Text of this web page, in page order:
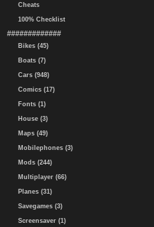
Cheats
100% Checklist
#############
Bikes (45)
Boats (7)
Cars (948)
Comics (17)
Fonts (1)
House (3)
Maps (49)
Mobilephones (3)
Mods (244)
Multiplayer (66)
Planes (31)
Savegames (3)
Screensaver (1)